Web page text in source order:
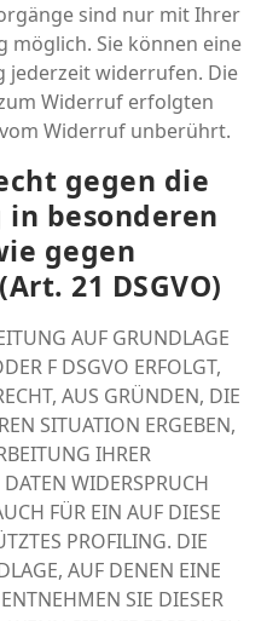
sind nur mit Ihrer
möglich. Sie können eine
jederzeit widerrufen. Die
Widerruf erfolgten
Widerruf unberührt.
gegen die
besonderen
gegen
21 DSGVO)
AUF GRUNDLAGE
F DSGVO ERFOLGT,
AUS GRÜNDEN, DIE
SITUATION ERGEBEN,
IHRER
WIDERSPRUCH
FÜR EIN AUF DIESE
PROFILING. DIE
AUF DENEN EINE
SIE DIESER